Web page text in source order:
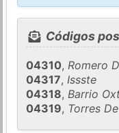
Códigos
04310, Romero
04317, Issste
04318, Barrio
04319, Torres